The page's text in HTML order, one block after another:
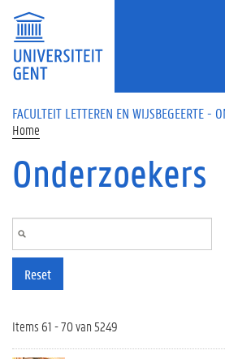
Overslaan en naar de inhoud gaan
FACULTEIT LETTEREN EN WIJSBEGEERTE -
Home
Onderzoekers
Reset
Items 61 - 70 van 5249